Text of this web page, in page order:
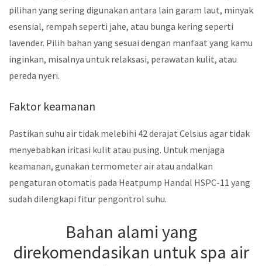
pilihan yang sering digunakan antara lain garam laut, minyak
esensial, rempah seperti jahe, atau bunga kering seperti
lavender. Pilih bahan yang sesuai dengan manfaat yang kamu
inginkan, misalnya untuk relaksasi, perawatan kulit, atau
pereda nyeri.
Faktor keamanan
Pastikan suhu air tidak melebihi 42 derajat Celsius agar tidak
menyebabkan iritasi kulit atau pusing. Untuk menjaga
keamanan, gunakan termometer air atau andalkan
pengaturan otomatis pada Heatpump Handal HSPC-11 yang
sudah dilengkapi fitur pengontrol suhu.
Bahan alami yang
direkomendasikan untuk spa air